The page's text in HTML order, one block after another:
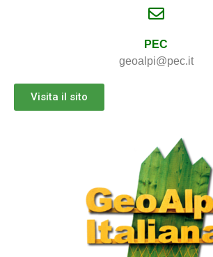
PEC
geoalpi@pec.it
Visita il sito